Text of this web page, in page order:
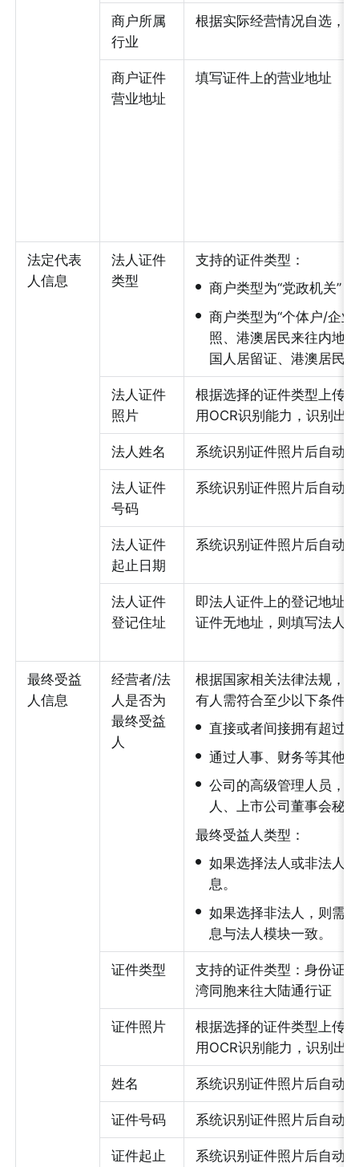
商户所属
行业
根据实际经营情况自选，
商户证件
营业地址
填写证件上的营业地址
法定代表
人信息
法人证件
类型
支持的证件类型：
• 商户类型为“党政机关”
• 商户类型为“个体户/企
照、港澳居民来往内地
国人居留证、港澳居民
法人证件
照片
根据选择的证件类型上传
用OCR识别能力，识别出
法人姓名 系统识别证件照片后自动
法人证件
号码
系统识别证件照片后自动
法人证件
起止日期
系统识别证件照片后自动
法人证件
登记住址
即法人证件上的登记地址
证件无地址，则填写法人
最终受益
人信息
经营者/法
人是否为
最终受益
人
根据国家相关法律法规，
有人需符合至少以下条件
• 直接或者间接拥有超过
• 通过人事、财务等其他
• 公司的高级管理人员，
人、上市公司董事会秘
最终受益人类型：
• 如果选择法人或非法人
息。
• 如果选择非法人，则需
息与法人模块一致。
证件类型
支持的证件类型：身份证
湾同胞来往大陆通行证
证件照片
根据选择的证件类型上传
用OCR识别能力，识别出
姓名 系统识别证件照片后自动
证件号码 系统识别证件照片后自动
证件起止
系统识别证件照片后自动